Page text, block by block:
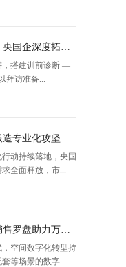
国企深度拓客
，搭建训前诊断 —
拜访准备...
专业化攻坚铁
动持续落地，央国
全面释放，市...
罗盘助力万物
系空间数字化转型持
等场景的数字...